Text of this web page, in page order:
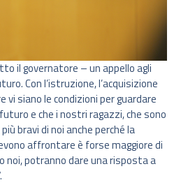
il governatore – un appello agli
Con l’istruzione, l’acquisizione
vi siano le condizioni per guardare
e che i nostri ragazzi, che sono
bravi di noi anche perché la
affrontare è forse maggiore di
potranno dare una risposta a